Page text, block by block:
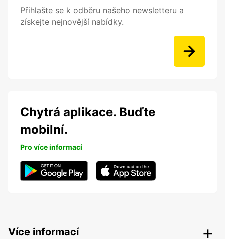
Přihlašte se k odběru našeho newsletteru a
získejte nejnovější nabídky.
Chytrá aplikace. Buďte
mobilní.
Pro více informací
Více informací